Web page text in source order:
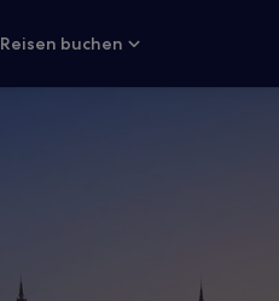
Reisen buchen